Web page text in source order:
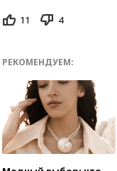
11 4
РЕКОМЕНДУЕМ: